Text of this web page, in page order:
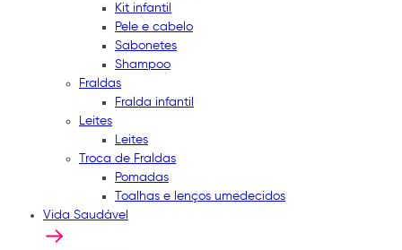
Kit infantil
Pele e cabelo
Sabonetes
Shampoo
Fraldas
Fralda infantil
Leites
Leites
Troca de Fraldas
Pomadas
Toalhas e lenços umedecidos
Vida Saudável